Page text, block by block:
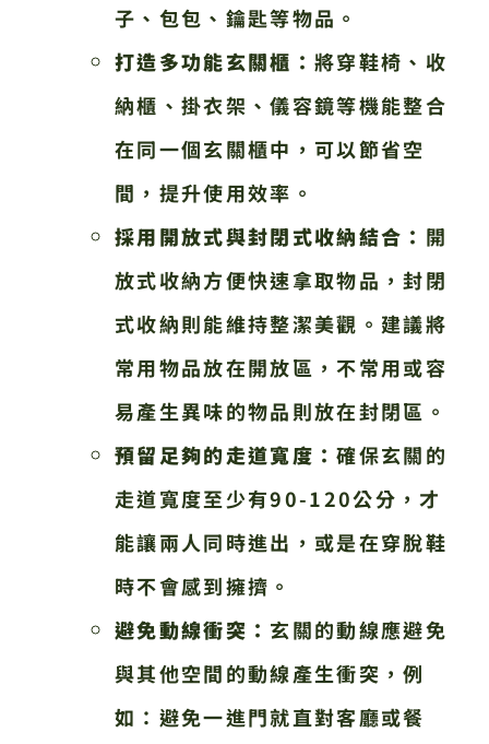
子、包包、鑰匙等物品。
打造多功能玄關櫃：將穿鞋椅、收
納櫃、掛衣架、儀容鏡等機能整合
在同一個玄關櫃中，可以節省空
間，提升使用效率。
採用開放式與封閉式收納結合： 開
放式收納方便快速拿取物品，封閉
式收納則能維持整潔美觀。建議將
常用物品放在開放區，不常用或容
易產生異味的物品則放在封閉區。
預留足夠的走道寬度：確保玄關的
走道寬度至少有90-120公分，才
能讓兩人同時進出，或是在穿脫鞋
時不會感到擁擠。
避免動線衝突： 玄關的動線應避免
與其他空間的動線產生衝突，例
如：避免一進門就直對客廳或餐